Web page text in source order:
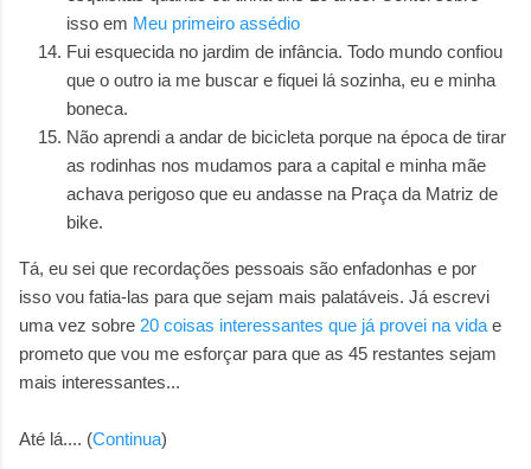
isso em Meu primeiro assédio
Fui esquecida no jardim de infância. Todo mundo confiou
que o outro ia me buscar e fiquei lá sozinha, eu e minha
boneca.
Não aprendi a andar de bicicleta porque na época de tirar
as rodinhas nos mudamos para a capital e minha mãe
achava perigoso que eu andasse na Praça da Matriz de
bike.
Tá, eu sei que recordações pessoais são enfadonhas e por
isso vou fatia-las para que sejam mais palatáveis. Já escrevi
uma vez sobre 20 coisas interessantes que já provei na vida e
prometo que vou me esforçar para que as 45 restantes sejam
mais interessantes...
Até lá.... (Continua)